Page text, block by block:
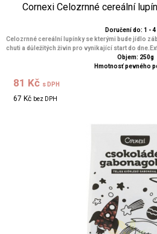
Cornexi Celozrnné cereální
Doručení do: 1 - 4
Celozrnné cereální lupínky se kterými bude jídlo
chuti a důležitých živin pro vynikající start do
Objem: 250g
Hmotnosť pevného
81 Kč s DPH
67 Kč bez DPH